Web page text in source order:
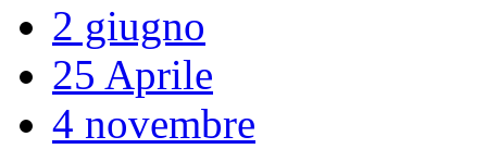
2 giugno
25 Aprile
4 novembre